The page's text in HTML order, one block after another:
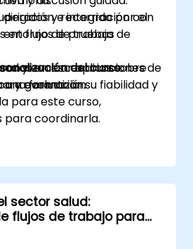
e integración con
en flujos de trabajo de
y evaluar aplicaciones de
garantizar su fiabilidad y
y recorrido por el
entorno de pruebas
en escenarios sobre
y evaluación.
del curso
una formación
para este curso,
coordinarla.
sector salud:
flujos de trabajo para